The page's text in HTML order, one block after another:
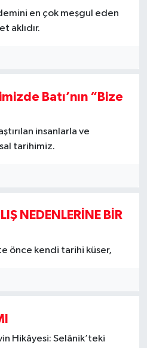
en çok meşgul eden
aklıdır.
Batı’nın “Bize
insanlarla ve
tarihimiz.
NEDENLERİNE BİR
önce kendi tarihi küser,
Hikâyesi: Selânik’teki